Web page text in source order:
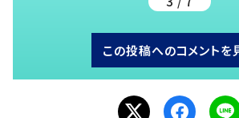
この投稿へのコメントを